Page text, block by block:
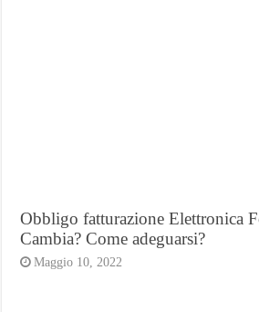
Obbligo fatturazione Elettronica
Cambia? Come adeguarsi?
Maggio 10, 2022